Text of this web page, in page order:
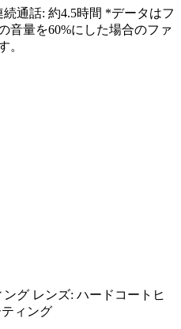
通話: 約4.5時間 *データはフ
音量を60%にした場合のファ
。
グ レンズ: ハードコートヒ
ィング